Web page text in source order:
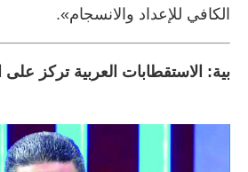
الكافي للإعداد والانسجام».
بية: الاستقطابات العربية تركز على